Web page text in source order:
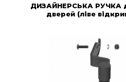
ДИЗАЙНЕРСЬКА РУЧКА
дверей (ліве